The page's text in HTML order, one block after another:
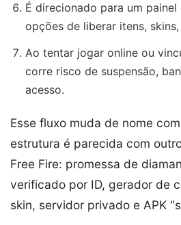
É direcionado para um painel
opções de liberar itens,
Ao tentar jogar online ou
corre risco de suspensão,
acesso.
Esse fluxo muda de nome
estrutura é parecida com
Free Fire: promessa de
verificado por ID, gerador de
skin, servidor privado e APK